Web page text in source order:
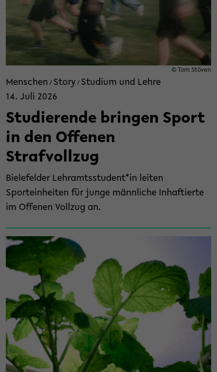
© Tom Stöven
Menschen / Story / Studium und Lehre
14. Juli 2026
Studierende bringen Sport
in den Offenen
Strafvollzug
Bielefelder Lehramtsstudent*in leiten
Sporteinheiten für junge männliche Inhaftierte
im Offenen Vollzug an.